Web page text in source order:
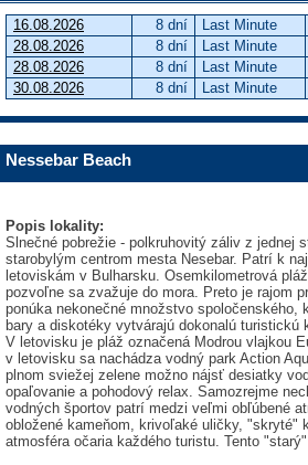
16.08.2026 8 dní Last Minute
28.08.2026
8 dní Last Minute
28.08.2026
8 dní Last Minute
30.08.2026
8 dní Last Minute
Nessebar Beach
Popis lokality:
Slnečné pobrežie - polkruhovitý záliv z jednej
starobylým centrom mesta Nesebar. Patrí k
letoviskám v Bulharsku. Osemkilometrová
pozvoľne sa zvažuje do mora. Preto je rajom
ponúka nekonečné množstvo
bary a diskotéky vytvárajú dokonalú
V letovisku je pláž označená Modrou vlajkou
v letovisku sa nachádza vodný park Action
plnom sviežej zelene možno nájsť desiatky
opaľovanie a pohodový relax. Samozrejme
vodných športov patrí medzi veľmi obľúbené
obložené kameňom, krivoľaké uličky, "skryté"
atmosféra očaria každého turistu. Tento